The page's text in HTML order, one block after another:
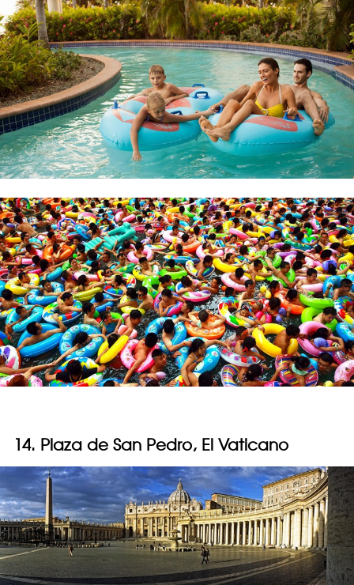
14. Plaza de San Pedro, El Vaticano